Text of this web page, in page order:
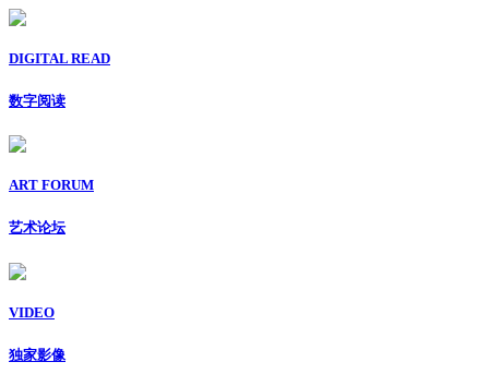
DIGITAL READ
数字阅读
ART FORUM
艺术论坛
VIDEO
独家影像